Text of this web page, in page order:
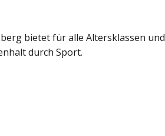
bietet für alle Altersklassen und
durch Sport.